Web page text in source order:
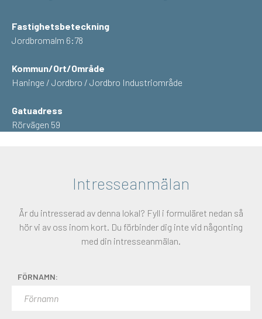
Fastighetsbeteckning
Jordbromalm 6:78
Kommun/Ort/Område
Haninge / Jordbro / Jordbro Industriområde
Gatuadress
Rörvägen 59
Intresseanmälan
Är du intresserad av denna lokal? Fyll i formuläret nedan så
hör vi av oss inom kort. Du förbinder dig inte vid någonting
med din intresseanmälan.
FÖRNAMN: